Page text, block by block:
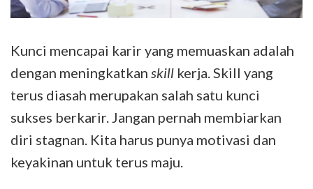
Kunci mencapai karir yang memuaskan adalah
dengan meningkatkan skill kerja. Skill yang
terus diasah merupakan salah satu kunci
sukses berkarir. Jangan pernah membiarkan
diri stagnan. Kita harus punya motivasi dan
keyakinan untuk terus maju.